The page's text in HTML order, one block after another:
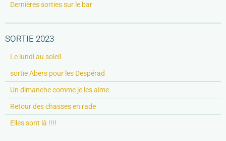
Dernières sorties sur le bar
SORTIE 2023
Le lundi au soleil
sortie Abers pour les Despérad
Un dimanche comme je les aime
Retour des chasses en rade
Elles sont là !!!!